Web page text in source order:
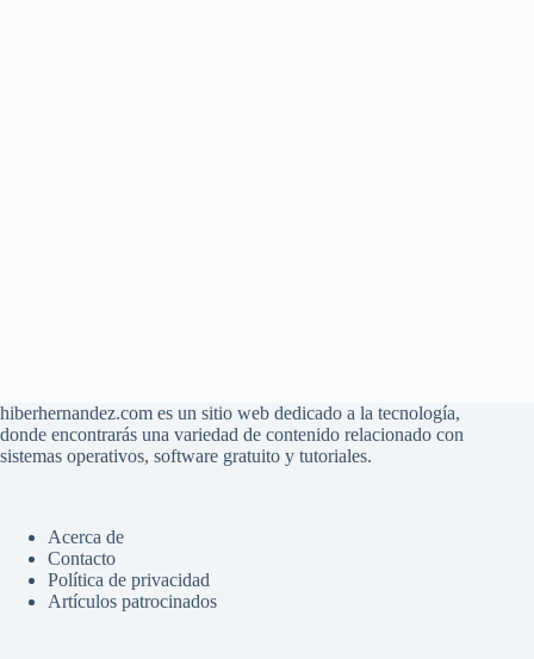
hiberhernandez.com es un sitio web dedicado a la tecnología,
donde encontrarás una variedad de contenido relacionado con
sistemas operativos, software gratuito y tutoriales.
Acerca de
Contacto
Política de privacidad
Artículos patrocinados